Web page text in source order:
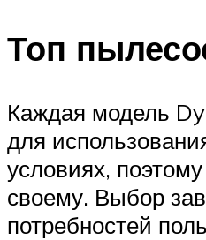
Топ
Каждая модель
для
условиях,
своему. Выбор
потребностей